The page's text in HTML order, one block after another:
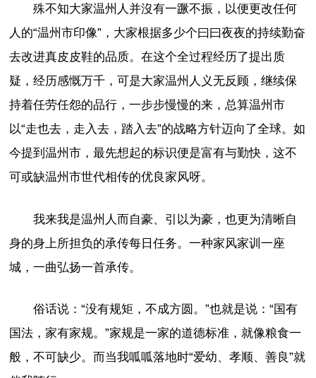
殊不知大家温州人并沒有一蹶不振，以便更改任何
人的“温州市印像”，大家根据多少个曰曰夜夜的持续勤奋
去改进真皮皮鞋的品质。在这个全过程经历了提出质
疑，经历感慨万千，可是大家温州人义无反顾，继续保
持着任劳任怨的品行，一步步慢慢的来，总算温州市
以“走也去，走入去，踏入去”的战略方针迈向了全球。如
今提到温州市，最先想起的标识便是富有与勤快，这不
可或缺温州市世代相传的优良家风呀。
我来我是温州人而自豪、引以为豪，也更为清晰自
身的身上所担负的承传每日任务。一种家风家训一座
城，一曲弘扬一首承传。
俗话说：“没有规矩，不成方圆。”也就是说：“国有
国法，家有家规。”家规是一家的道德标准，就像粮食一
般，不可缺少。而当我呱呱落地时“爱幼、孝顺、善良”就